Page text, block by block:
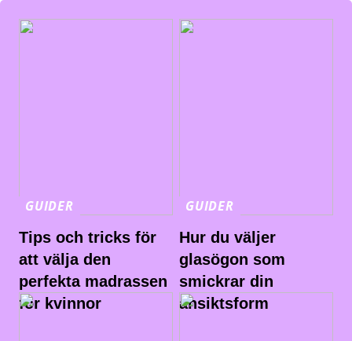
GUIDER
Tips och tricks för
att välja den
perfekta madrassen
för kvinnor
GUIDER
Hur du väljer
glasögon som
smickrar din
ansiktsform